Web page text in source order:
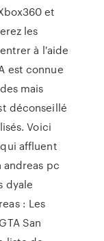
et
les
à l'aide
est connue
mais
déconseillé
Voici
affluent
andreas pc
dyale
: Les
San